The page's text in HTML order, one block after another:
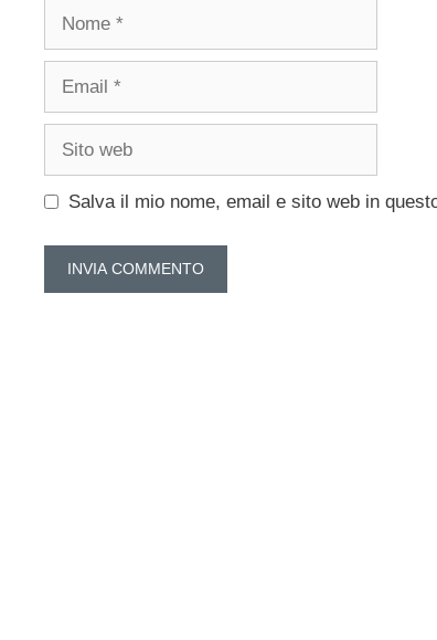
Nome
Email
Sito
Salva il mio nome, email e sito web in